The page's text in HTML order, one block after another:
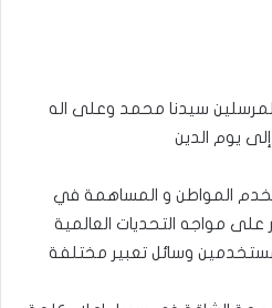
سيدنا محمد وعلى اله
يوم الدين
يخدم المواطن و المساهمة في
على مواجه التحديات العالمية
وسائل تعبير مختلفة